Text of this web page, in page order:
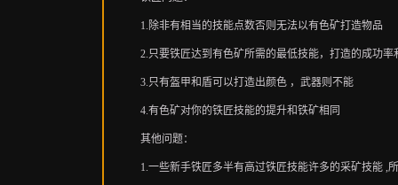
1.除非有相当的技能点数否则无法以有色矿打造物品
2.只要铁匠达到有色矿所需的最低技能，打造的成功
3.只有盔甲和盾可以打造出颜色 ，武器则不能
4.有色矿对你的铁匠技能的提升和铁矿相同
其他问题：
1.一些新手铁匠多半有高过铁匠技能许多的采矿技能 ,